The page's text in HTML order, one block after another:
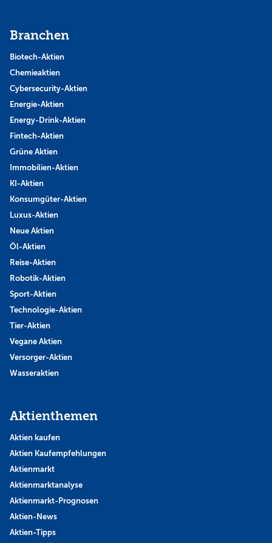
Branchen
Biotech-Aktien
Chemieaktien
Cybersecurity-Aktien
Energie-Aktien
Energy-Drink-Aktien
Fintech-Aktien
Grüne Aktien
Immobilien-Aktien
KI-Aktien
Konsumgüter-Aktien
Luxus-Aktien
Neue Aktien
Öl-Aktien
Reise-Aktien
Robotik-Aktien
Sport-Aktien
Technologie-Aktien
Tier-Aktien
Vegane Aktien
Versorger-Aktien
Wasseraktien
Aktienthemen
Aktien kaufen
Aktien Kaufempfehlungen
Aktienmarkt
Aktienmarktanalyse
Aktienmarkt-Prognosen
Aktien-News
Aktien-Tipps